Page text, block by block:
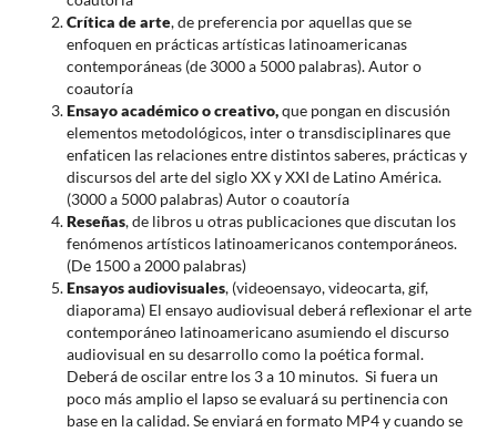
Crítica de arte, de preferencia por aquellas que se
enfoquen en prácticas artísticas latinoamericanas
contemporáneas (de 3000 a 5000 palabras). Autor o
coautoría
Ensayo académico o creativo,que pongan en discusión
elementos metodológicos, inter o transdisciplinares que
enfaticen las relaciones entre distintos saberes, prácticas y
discursos del arte del siglo XX y XXI de Latino América.
(3000 a 5000 palabras) Autor o coautoría
Reseñas, de libros u otras publicaciones que discutan los
fenómenos artísticos latinoamericanos contemporáneos.
(De 1500 a 2000 palabras)
Ensayos audiovisuales, (videoensayo, videocarta, gif,
diaporama) El ensayo audiovisual deberá reflexionar el arte
contemporáneo latinoamericano asumiendo el discurso
audiovisual en su desarrollo como la poética formal.
Deberá de oscilar entre los 3 a 10 minutos. Si fuera un
poco más amplio el lapso se evaluará su pertinencia con
base en la calidad. Se enviará en formato MP4 y cuando se